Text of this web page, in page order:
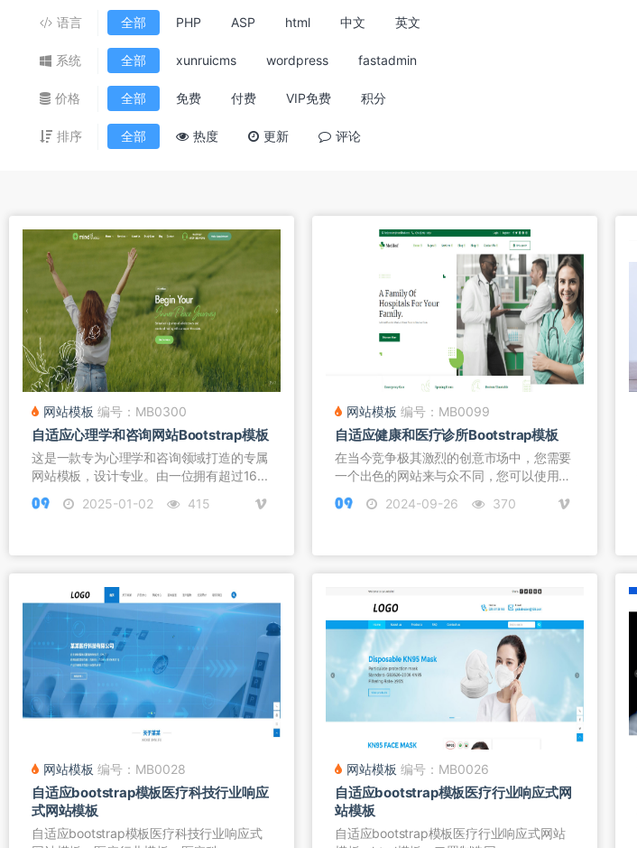
语言 全部 PHP ASP html 中文 英文
系统 全部 xunruicms wordpress fastadmin
价格 全部 免费 付费 VIP免费 积分
排序 全部 热度 更新 评论
网站模板 编号：MB0300
自适应心理学和咨询网站Bootstrap模板
这是一款专为心理学和咨询领域打造的专属
网站模板，设计专业。由一位拥有超过16...
2025-01-02
415
网站模板 编号：MB0099
自适应健康和医疗诊所Bootstrap模板
在当今竞争极其激烈的创意市场中，您需要
一个出色的网站来与众不同，您可以使用
B...
2024-09-26 370
网站模板 编号：MB0028
自适应bootstrap模板医疗科技行业响应
式网站模板
自适应bootstrap模板医疗科技行业响应式
网站模板 编号：MB0026
自适应bootstrap模板医疗行业响应式网
站模板
自适应bootstrap模板医疗行业响应式网站